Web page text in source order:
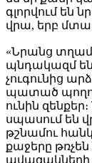
գլորվում են
վրա, երբ
«Նրանց
պնդակազմ են,
չուգունից
պատած
ունին
սպասում են
թշնամու
քաջերը
ավազակների